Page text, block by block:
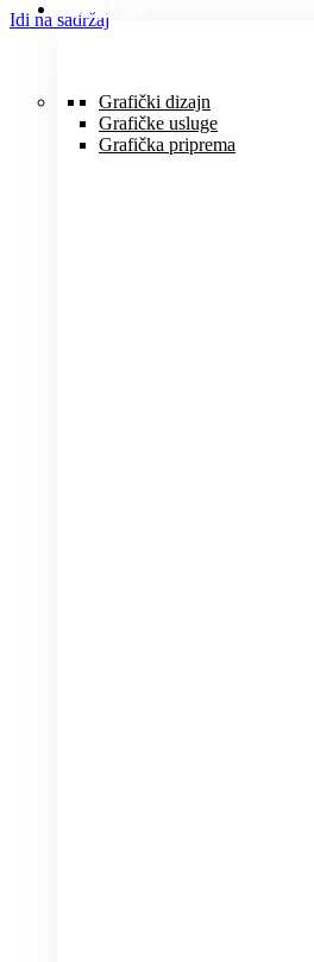
Idi na sadržajUSLUGE
Grafički dizajn
Grafičke usluge
Grafička priprema